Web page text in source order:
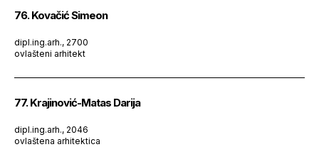
76. Kovačić Simeon
dipl.ing.arh., 2700
ovlašteni arhitekt
77. Krajinović-Matas Darija
dipl.ing.arh., 2046
ovlaštena arhitektica